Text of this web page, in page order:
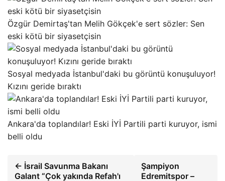
Özgür Demirtaş'tan Melih Gökçek'e sert sözler: Sen
eski kötü bir siyasetçisin
Sosyal medyada İstanbul'daki bu görüntü konuşuluyor!
Kızını geride bıraktı
Ankara'da toplandılar! Eski İYİ Partili parti kuruyor, ismi
belli oldu
← İsrail Savunma Bakanı
Galant “Çok yakında Refah'ı
Şampiyon
Edremitspor –